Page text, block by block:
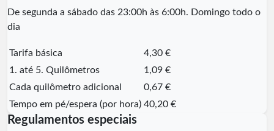
De segunda a sábado das 23:00h às 6:00h. Domingo todo o
dia
Tarifa básica
4,30 €
1. até 5. Quilômetros
1,09 €
Cada quilômetro adicional
0,67 €
Tempo em pé/espera (por hora) 40,20 €
Regulamentos especiais